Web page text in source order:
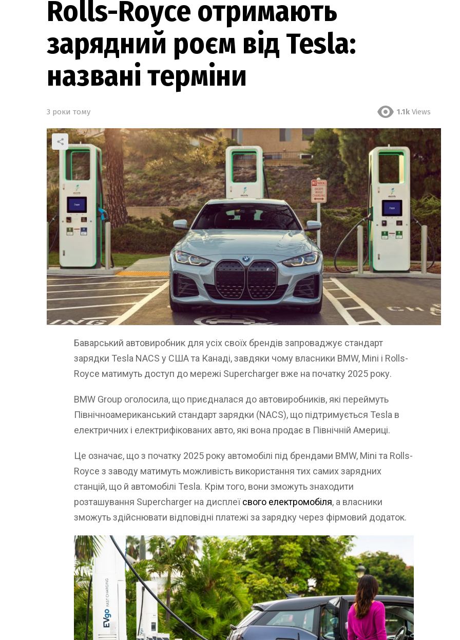
Rolls-Royce отримають
зарядний роєм від Tesla:
названі терміни
3 роки тому 1.1k Views
Баварський автовиробник для усіх своїх брендів запроваджує стандарт
зарядки Tesla NACS у США та Канаді, завдяки чому власники BMW, Mini і Rolls-
Royce матимуть доступ до мережі Supercharger вже на початку 2025 року.
BMW Group оголосила, що приєдналася до автовиробників, які переймуть
Північноамериканський стандарт зарядки (NACS), що підтримується Tesla в
електричних і електрифікованих авто, які вона продає в Північній Америці.
Це означає, що з початку 2025 року автомобілі під брендами BMW, Mini та Rolls-
Royce з заводу матимуть можливість використання тих самих зарядних
станцій, що й автомобілі Tesla. Крім того, вони зможуть знаходити
розташування Supercharger на дисплеїсвого електромобіля, а власники
зможуть здійснювати відповідні платежі за зарядку через фірмовий додаток.